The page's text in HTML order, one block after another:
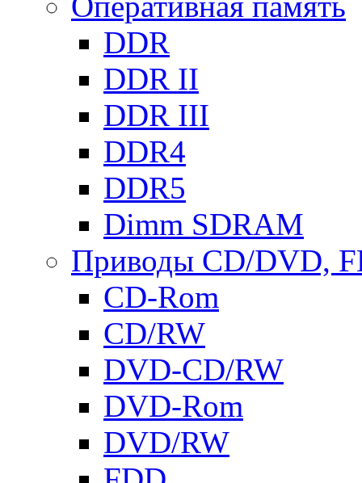
DDR
DDR II
DDR III
DDR4
DDR5
Dimm SDRAM
Приводы СD/DVD,
CD-Rom
CD/RW
DVD-CD/RW
DVD-Rom
DVD/RW